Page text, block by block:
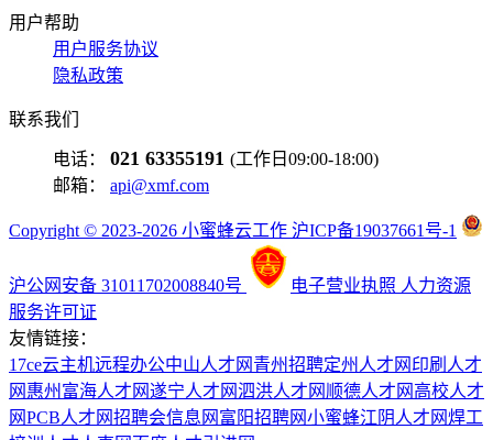
用户帮助
用户服务协议
隐私政策
联系我们
电话： 021 63355191 (工作日09:00-18:00)
邮箱： api@xmf.com
Copyright © 2023-2026 小蜜蜂云工作 沪ICP备19037661号-1
沪公网安备 31011702008840号 电子营业执照 人力资源
服务许可证
友情链接：
17ce云主机远程办公中山人才网 青州招聘定州人才网 印刷人才
网 惠州富海人才网遂宁人才网泗洪人才网 顺德人才网 高校人才
网PCB人才网招聘会信息网 富阳招聘网小蜜蜂江阴人才网焊工